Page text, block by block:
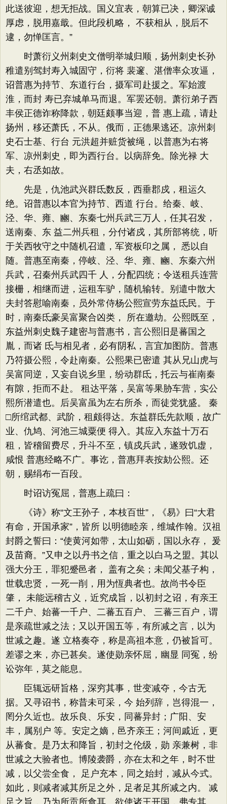
此送彼迎，想无拒战。国义宜表，朝算已决，卿深诚
厚虑，脱用嘉戢。但此段机略， 不获相从，脱后不
逮，勿惮匡言。”
时萧衍义州刺史文僧明举城归顺，扬州刺史长孙
稚遣别驾封寿入城固守，衍将 裴邃、湛僧率众攻逼，
诏普惠为持节、东道行台，摄军司赴援之。军始渡
淮，而封 寿已弃城单马而退。军罢还朝。萧衍弟子西
丰侯正德诈称降款，朝廷颇事当迎，普 惠上疏，请赴
扬州，移还萧氏，不从。俄而，正德果逃还。凉州刺
史石士基、行台 元洪超并赃货被绳，以普惠为右将
军、凉州刺史，即为西行台。以病辞免。除光禄 大
夫，右丞如故。
先是，仇池武兴群氐数反，西垂郡戍，租运久
绝。诏普惠以本官为持节、西道 行台。给秦、岐、
泾、华、雍、豳、东秦七州兵武三万人，任其召发，
送南秦、东 益二州兵租，分付诸戍，其所部将统，听
于关西牧守之中随机召遣，军资板印之属， 悉以自
随。普惠至南秦，停岐、泾、华、雍、豳、东秦六州
兵武，召秦州兵武四千 人，分配四统；令送租兵连营
接栅，相继而进，运租车驴，随机输转。别遣中散大
夫封答慰喻南秦，员外常侍杨公熙宣劳东益氐民。于
时，南秦氐豪吴富聚合凶类， 所在邀劫。公熙既至，
东益州刺史魏子建密与普惠书，言公熙旧是蕃国之
胤，而诸 氐与相见者，必有阴私，言宜加图防。普惠
乃符摄公熙，令赴南秦。公熙果已密遣 其从兄山虎与
吴富同逆，又妄自说乡里，纷动群氐，托云与崔南秦
有隙，拒而不赴。 租达平落，吴富等果胁车营，实公
熙所潜遣也。后吴富虽为左右所杀，而徒党犹盛。 秦
□所绾武都、武阶，租颇得达。东益群氐先款顺，故广
业、仇鸠、河池三城粟便 得入。其应入东益十万石
租，皆稽留费尽，升斗不至，镇戍兵武，遂致饥虚，
咸恨 普惠经略不广。事讫，普惠拜表按劾公熙。还
朝，赐绢布一百段。
时诏访冤屈，普惠上疏曰：
《诗》称“文王孙子，本枝百世”，《易》曰“大君
有命，开国承家”，皆所 以明德睦亲，维城作翰。汉祖
封爵之誓曰：“使黄河如带，太山如砺，国以永存， 爰
及苗裔。”又申之以丹书之信，重之以白马之盟。其以
强大分王，罪犯蹙邑者， 盖有之矣；未闻父基子构，
世载忠贤，一死一削，用为恆典者也。故尚书令臣
肇， 未能远稽古义，近究成旨，以初封之诏，有亲王
二千户、始蕃一千户、二蕃五百户、 三蕃三百户，谓
是亲疏世减之法；又以开国五等，有所减之言，以为
世减之趣。遂 立格奏夺，称是高祖本意，仍被旨可。
差谬之来，亦已甚矣。遂使勋亲怀屈，幽显 同冤，纷
讼弥年，莫之能息。
臣辄远研旨格，深穷其事，世变减夺，今古无
据。又寻诏书，称昔未可采，今 始列辞，岂得混一，
罔分久近也。故乐良、乐安，同蕃异封；广阳、安
丰，属别户 等。安定之嫡，邑齐亲王；河间戚近，更
从蕃食。是乃太和降旨，初封之伦级，勋 亲兼树，非
世减之大验者也。博陵袭爵，亦在太和之年，时不世
减，以父尝全食， 足户充本，同之始封，减从今式。
如此，则减者减其所足之外，足者足其所减之内。 减
足之旨，乃为所贡所食耳。欲使诸王开国，弗专其